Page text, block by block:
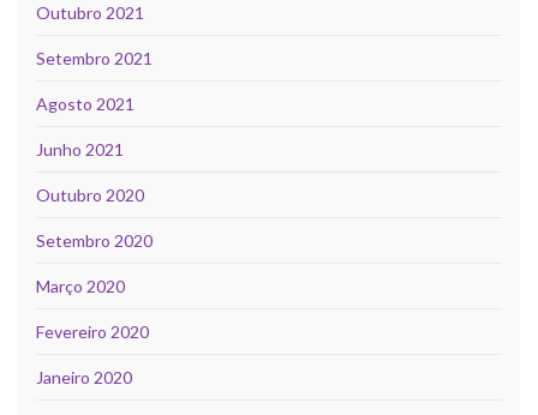
Outubro 2021
Setembro 2021
Agosto 2021
Junho 2021
Outubro 2020
Setembro 2020
Março 2020
Fevereiro 2020
Janeiro 2020